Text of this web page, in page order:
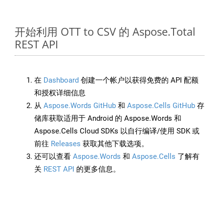
开始利用 OTT to CSV 的 Aspose.Total
REST API
在 Dashboard 创建一个帐户以获得免费的 API 配额
和授权详细信息
从 Aspose.Words GitHub 和 Aspose.Cells GitHub 存
储库获取适用于 Android 的 Aspose.Words 和
Aspose.Cells Cloud SDKs 以自行编译/使用 SDK 或
前往 Releases 获取其他下载选项。
还可以查看 Aspose.Words 和 Aspose.Cells 了解有
关 REST API 的更多信息。